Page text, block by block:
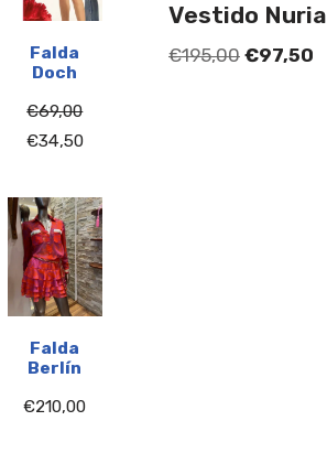
Falda
Doch
€69,00
€34,50
Falda
Berlín
€210,00
Vestido Nuria
€195,00 €97,50